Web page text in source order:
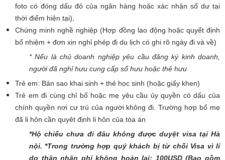
foto có đóng dấu đỏ của ngân hàng hoặc xác nhận số dư tại
thời điểm hiện tại),
Chứng minh nghề nghiệp (Hợp đồng lao động hoặc quyết định
bổ nhiệm + đơn xin nghỉ phép đi du lịch có ghi rõ ngày đi và về)
* Nếu là chủ doanh nghiệp yêu cầu đăng ký kinh doanh,
người đã nghỉ hưu cung cấp sổ hưu hoặc thẻ hưu
Trẻ em: Bản sao khai sinh + thẻ học sinh (hoặc giấy khen)
Trẻ em đi cùng chỉ bố hoặc mẹ yêu cầu ủy quyền có dấu của
chính quyền nơi cư trú của người không đi. Trường hợp bố mẹ
đã li hôn cần quyêt định li hôn của tòa án
*Hộ chiếu chưa đi đâu không được duyệt visa tại Hà
nội. *Trong trường hợp quý khách bị từ chối Visa vì lí
do thân nhân phí không hoàn lại: 100USD (Bao gồm